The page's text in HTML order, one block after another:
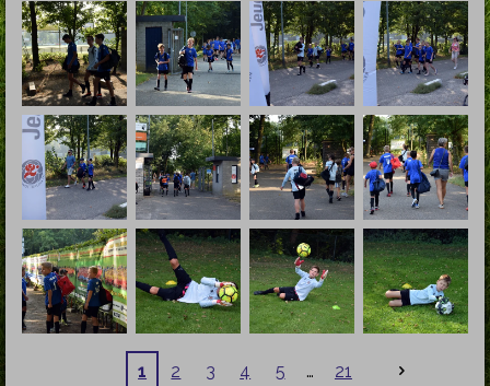
1 2 3 4 5 21